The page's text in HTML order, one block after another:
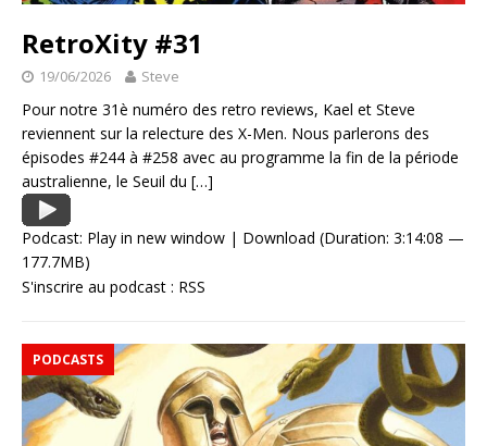
RetroXity #31
19/06/2026 Steve
Pour notre 31è numéro des retro reviews, Kael et Steve
reviennent sur la relecture des X-Men. Nous parlerons des
épisodes #244 à #258 avec au programme la fin de la période
australienne, le Seuil du […]
Podcast: Play in new window | Download (Duration: 3:14:08 —
177.7MB)
S'inscrire au podcast : RSS
PODCASTS